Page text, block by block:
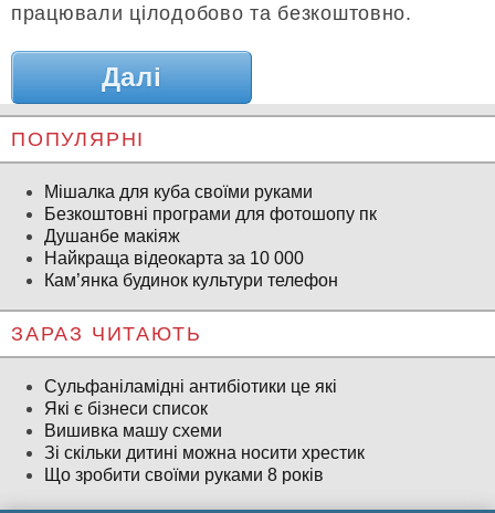
працювали цілодобово та безкоштовно.
Далі
ПОПУЛЯРНІ
Мішалка для куба своїми руками
Безкоштовні програми для фотошопу пк
Душанбе макіяж
Найкраща відеокарта за 10 000
Кам’янка будинок культури телефон
ЗАРАЗ ЧИТАЮТЬ
Сульфаніламідні антибіотики це які
Які є бізнеси список
Вишивка машу схеми
Зі скільки дитині можна носити хрестик
Що зробити своїми руками 8 років